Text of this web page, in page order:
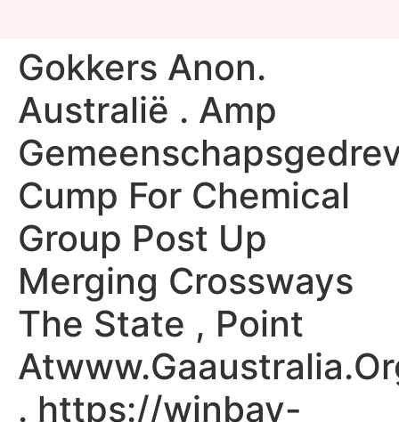
Gokkers Anon.
Australië . Amp
Cump For Chemical
Group Post Up
Merging Crossways
The State , Point
. https://winbay-